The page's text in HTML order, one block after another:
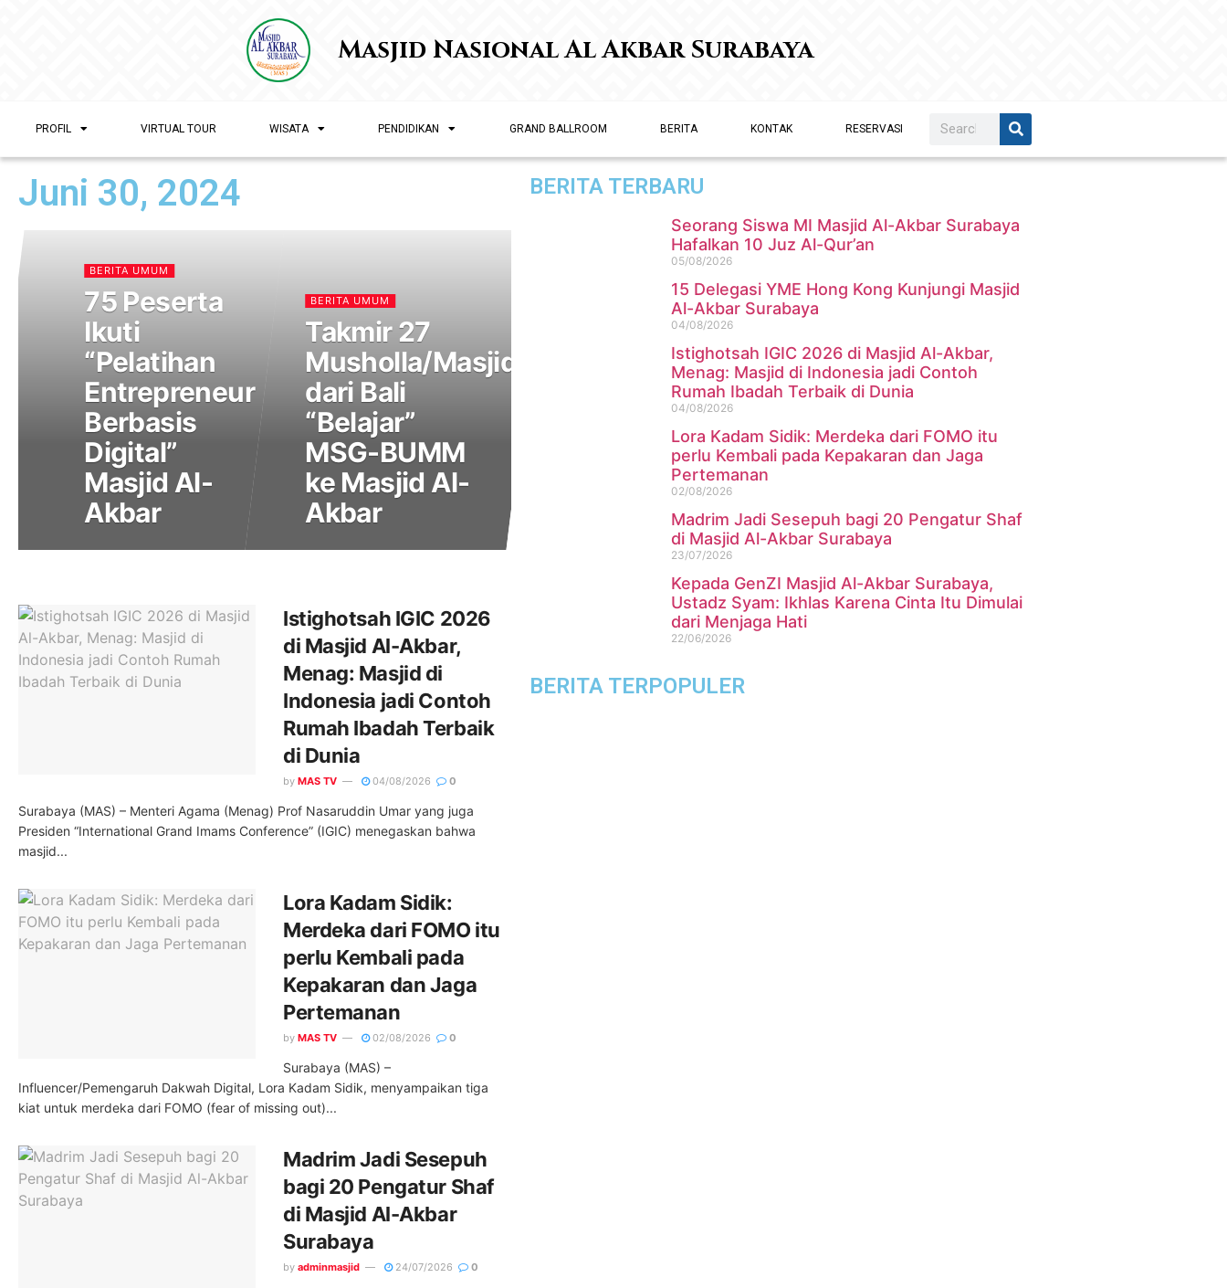
Masjid Nasional Al Akbar Surabaya
PROFIL VIRTUAL TOUR WISATA PENDIDIKAN GRAND BALLROOM BERITA KONTAK RESERVASI
Juni 30, 2024
BERITA UMUM
75 Peserta
Ikuti
“Pelatihan
Entrepreneur
Berbasis
Digital”
Masjid Al-
Akbar
BERITA UMUM
Takmir 27
Musholla/Masjid
dari Bali
“Belajar”
MSG-BUMM
ke Masjid Al-
Akbar
Istighotsah IGIC 2026
di Masjid Al-Akbar,
Menag: Masjid di
Indonesia jadi Contoh
Rumah Ibadah Terbaik
di Dunia
by MAS TV 04/08/2026 0
Surabaya (MAS) – Menteri Agama (Menag) Prof Nasaruddin Umar yang juga
Presiden “International Grand Imams Conference” (IGIC) menegaskan bahwa
masjid...
Lora Kadam Sidik:
Merdeka dari FOMO itu
perlu Kembali pada
Kepakaran dan Jaga
Pertemanan
by MAS TV 02/08/2026 0
Surabaya (MAS) –
Influencer/Pemengaruh Dakwah Digital, Lora Kadam Sidik, menyampaikan tiga
kiat untuk merdeka dari FOMO (fear of missing out)...
Madrim Jadi Sesepuh
bagi 20 Pengatur Shaf
di Masjid Al-Akbar
Surabaya
by adminmasjid 24/07/2026 0
BERITA TERBARU
Seorang Siswa MI Masjid Al-Akbar Surabaya
Hafalkan 10 Juz Al-Qur’an
05/08/2026
15 Delegasi YME Hong Kong Kunjungi Masjid
Al-Akbar Surabaya
04/08/2026
Istighotsah IGIC 2026 di Masjid Al-Akbar,
Menag: Masjid di Indonesia jadi Contoh
Rumah Ibadah Terbaik di Dunia
04/08/2026
Lora Kadam Sidik: Merdeka dari FOMO itu
perlu Kembali pada Kepakaran dan Jaga
Pertemanan
02/08/2026
Madrim Jadi Sesepuh bagi 20 Pengatur Shaf
di Masjid Al-Akbar Surabaya
23/07/2026
Kepada GenZI Masjid Al-Akbar Surabaya,
Ustadz Syam: Ikhlas Karena Cinta Itu Dimulai
dari Menjaga Hati
22/06/2026
BERITA TERPOPULER